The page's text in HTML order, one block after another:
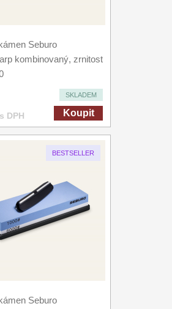
Seburo
kombinovaný, zrnitost
SKLADEM
s DPH Koupit
BESTSELLER
Seburo